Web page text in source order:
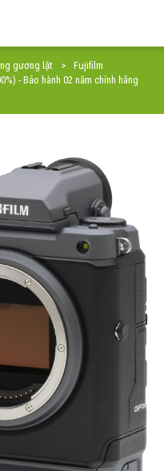
gương lật
Fujifilm
- Bảo hành 02 năm chính hãng